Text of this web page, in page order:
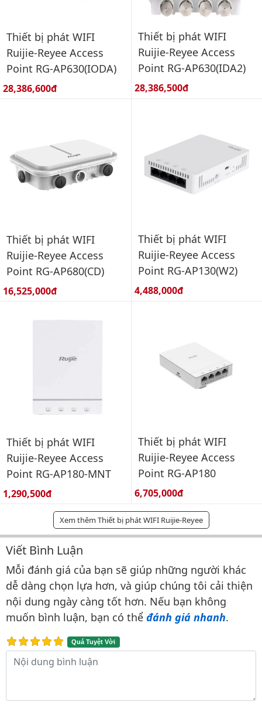
Thiết bị phát WIFI
Ruijie-Reyee Access
Point RG-AP630(IODA)
Giá bán:
28,386,600đ
Thiết bị phát WIFI
Ruijie-Reyee Access
Point RG-AP630(IDA2)
Giá bán:
28,386,500đ
Thiết bị phát WIFI
Ruijie-Reyee Access
Point RG-AP680(CD)
Giá bán:
16,525,000đ
Thiết bị phát WIFI
Ruijie-Reyee Access
Point RG-AP130(W2)
Giá bán:
4,488,000đ
Thiết bị phát WIFI
Ruijie-Reyee Access
Point RG-AP180-MNT
Giá bán:
1,290,500đ
Thiết bị phát WIFI
Ruijie-Reyee Access
Point RG-AP180
Giá bán:
6,705,000đ
Xem thêm Thiết bị phát WIFI Ruijie-Reyee
Bình luận & Đánh giá
Viết Bình Luận
Mỗi đánh giá của bạn sẽ giúp những người khác
dễ dàng chọn lựa hơn, và giúp chúng tôi cải thiện
nội dung ngày càng tốt hơn. Nếu bạn không
muốn bình luận, bạn có thể đánh giá nhanh.
Quá Tuyệt Vời
Nội dung bình luận